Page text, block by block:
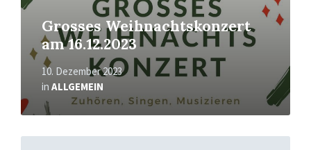
Grosses Weihnachtskonzert
am 16.12.2023
10. Dezember 2023
in ALLGEMEIN
Mehr